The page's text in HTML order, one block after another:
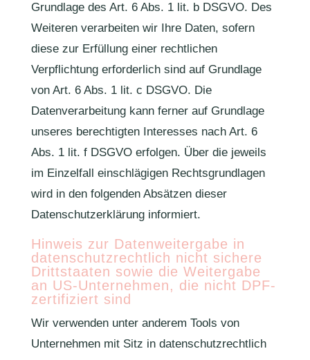
Grundlage des Art. 6 Abs. 1 lit. b DSGVO. Des
Weiteren verarbeiten wir Ihre Daten, sofern
diese zur Erfüllung einer rechtlichen
Verpflichtung erforderlich sind auf Grundlage
von Art. 6 Abs. 1 lit. c DSGVO. Die
Datenverarbeitung kann ferner auf Grundlage
unseres berechtigten Interesses nach Art. 6
Abs. 1 lit. f DSGVO erfolgen. Über die jeweils
im Einzelfall einschlägigen Rechtsgrundlagen
wird in den folgenden Absätzen dieser
Datenschutzerklärung informiert.
Hinweis zur Datenweitergabe in
datenschutzrechtlich nicht sichere
Drittstaaten sowie die Weitergabe
an US-Unternehmen, die nicht DPF-
zertifiziert sind
Wir verwenden unter anderem Tools von
Unternehmen mit Sitz in datenschutzrechtlich